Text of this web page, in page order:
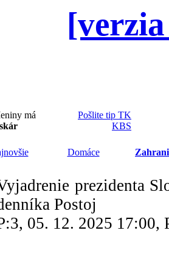
má
Pošlite tip TK
KBS
Domáce
prezidenta
Postoj
05. 12. 2025 17:00,